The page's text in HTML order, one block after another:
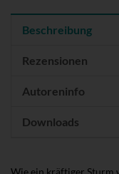
Beschreibung
Rezensionen
Autoreninfo
Downloads